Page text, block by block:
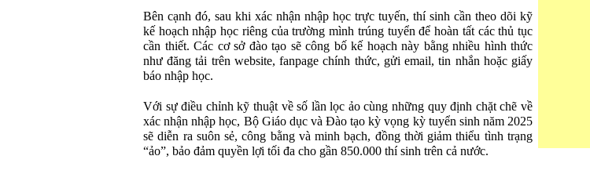
Bên cạnh đó, sau khi xác nhận nhập học trực tuyến, thí sinh cần theo dõi kỹ
kế hoạch nhập học riêng của trường mình trúng tuyển để hoàn tất các thủ tục
cần thiết. Các cơ sở đào tạo sẽ công bố kế hoạch này bằng nhiều hình thức
như đăng tải trên website, fanpage chính thức, gửi email, tin nhắn hoặc giấy
báo nhập học.
Với sự điều chỉnh kỹ thuật về số lần lọc ảo cùng những quy định chặt chẽ về
xác nhận nhập học, Bộ Giáo dục và Đào tạo kỳ vọng kỳ tuyển sinh năm 2025
sẽ diễn ra suôn sẻ, công bằng và minh bạch, đồng thời giảm thiểu tình trạng
“ảo”, bảo đảm quyền lợi tối đa cho gần 850.000 thí sinh trên cả nước.